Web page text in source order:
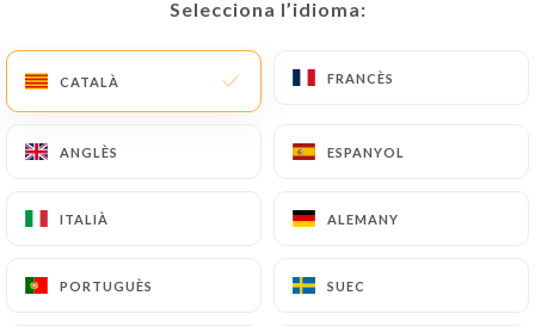
Selecciona l’idioma:
CATALÀ FRANCÈS
ANGLÈS ESPANYOL
ITALIÀ ALEMANY
PORTUGUÈS SUEC
INICI/CONTACTAR
Selecciona l’idioma:
CATALÀ FRANCÈS
ANGLÈS ESPANYOL
ITALIÀ ALEMANY
PORTUGUÈS SUEC